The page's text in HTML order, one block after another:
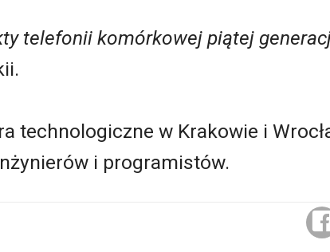
telefonii komórkowej piątej
technologiczne w Krakowie i
i programistów.